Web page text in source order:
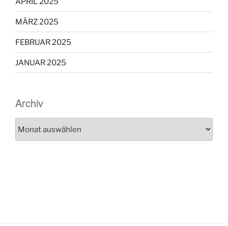
MÄRZ 2025
FEBRUAR 2025
JANUAR 2025
Archiv